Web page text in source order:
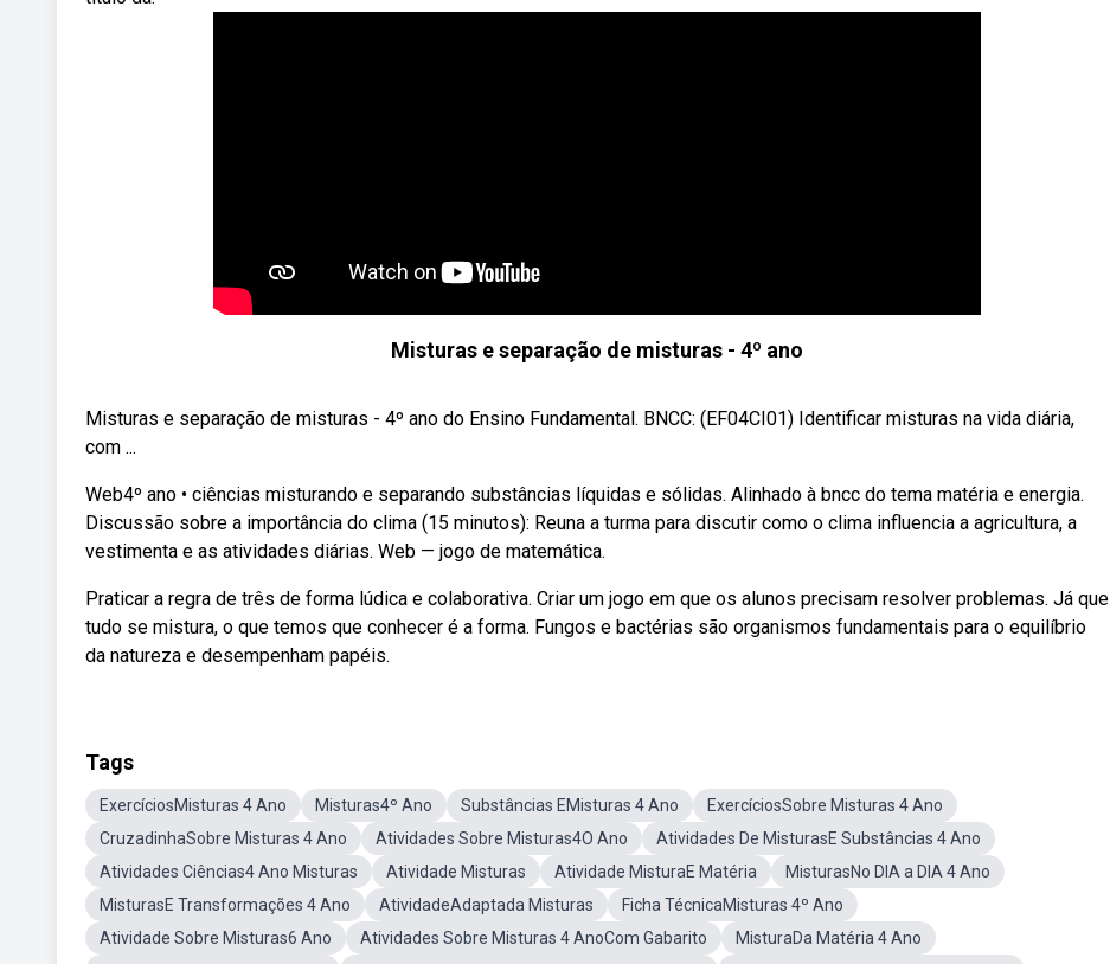
Misturas e separação de misturas - 4º ano
Misturas e separação de misturas - 4º ano do Ensino Fundamental. BNCC: (EF04CI01) Identificar misturas na vida diária,
com ...
Web4º ano • ciências misturando e separando substâncias líquidas e sólidas. Alinhado à bncc do tema matéria e energia.
Discussão sobre a importância do clima (15 minutos): Reuna a turma para discutir como o clima influencia a agricultura, a
vestimenta e as atividades diárias. Web — jogo de matemática.
Praticar a regra de três de forma lúdica e colaborativa. Criar um jogo em que os alunos precisam resolver problemas. Já que
tudo se mistura, o que temos que conhecer é a forma. Fungos e bactérias são organismos fundamentais para o equilíbrio
da natureza e desempenham papéis.
Tags
ExercíciosMisturas 4 Ano Misturas4º Ano Substâncias EMisturas 4 Ano
ExercíciosSobre Misturas 4 Ano
CruzadinhaSobre Misturas 4 Ano
Atividades Sobre Misturas4O Ano
Atividades De MisturasE Substâncias 4 Ano
Atividades Ciências4 Ano Misturas
Atividade Misturas Atividade MisturaE Matéria
MisturasNo DIA a DIA 4 Ano
MisturasE Transformações 4 Ano
AtividadeAdaptada Misturas
Ficha TécnicaMisturas 4º Ano
Atividade Sobre Misturas6 Ano
Atividades Sobre Misturas 4 AnoCom Gabarito
MisturaDa Matéria 4 Ano